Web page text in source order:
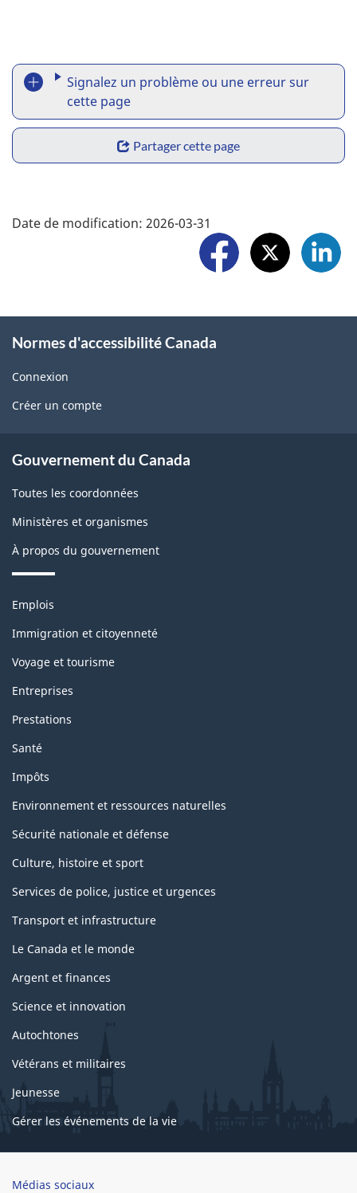
R
p
o
t
r
o
b
l
m
o
n
t
i
s
p
a
g
e
Signalez un problème ou une erreur sur
cette page
S
h
r
i
d
g
e
t
b
l
o
c
k
Partager cette page
Date de modification: 2026-03-31
F
o
U
Normes d'accessibilité Canada
Connexion
Créer un compte
About
Gouvernement du Canada
Toutes les coordonnées
Ministères et organismes
À propos du gouvernement
Thèmes
sujets
Emplois
Immigration et citoyenneté
Voyage et tourisme
Entreprises
Prestations
Santé
Impôts
Environnement et ressources naturelles
Sécurité nationale et défense
Culture, histoire et sport
Services de police, justice et urgences
Transport et infrastructure
Le Canada et le monde
Argent et finances
Science et innovation
Autochtones
Vétérans et militaires
Jeunesse
Gérer les événements de la vie
Brand
Médias sociaux